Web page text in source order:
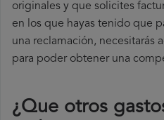
originales y que solicites
en los que hayas tenido que
una reclamación, necesitarás
para poder obtener una
¿Que otros